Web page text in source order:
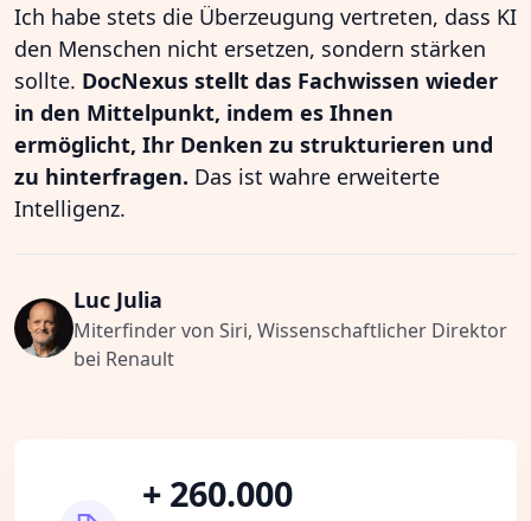
Ich habe stets die Überzeugung vertreten, dass KI
den Menschen nicht ersetzen, sondern stärken
sollte. DocNexus stellt das Fachwissen wieder
in den Mittelpunkt, indem es Ihnen
ermöglicht, Ihr Denken zu strukturieren und
zu hinterfragen. Das ist wahre erweiterte
Intelligenz.
Luc Julia
Miterfinder von Siri, Wissenschaftlicher Direktor
bei Renault
+ 260.000